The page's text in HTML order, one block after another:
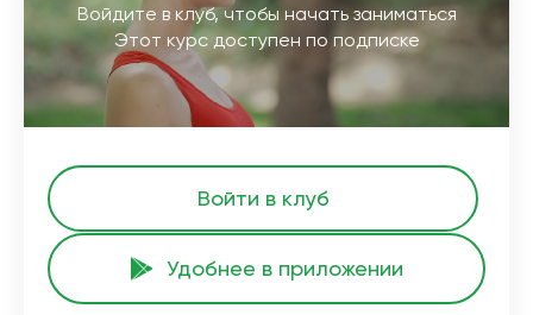
Войдите в клуб, чтобы начать заниматься
Этот курс доступен по подписке
Войти в клуб
Удобнее в приложении